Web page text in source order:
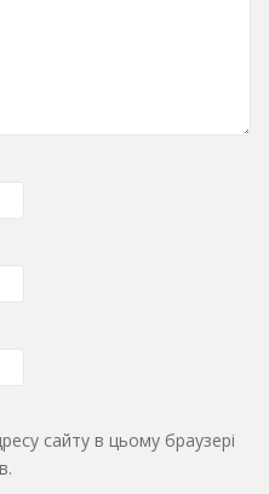
сайту в цьому браузері